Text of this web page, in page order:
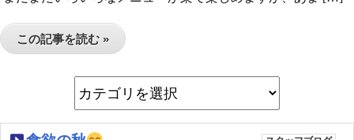
この記事を読む »